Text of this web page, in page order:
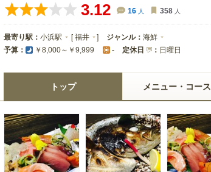
3.12 16 人 358 人
最寄り駅： 小浜駅 [福井 ] ジャンル： 海鮮
予算： ￥8,000～￥9,999 - 定休日 ： 日曜日
トップ メニュー・コース